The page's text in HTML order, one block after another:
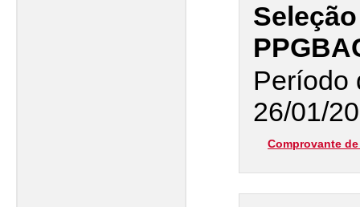
Período
26/01/
Comprovante